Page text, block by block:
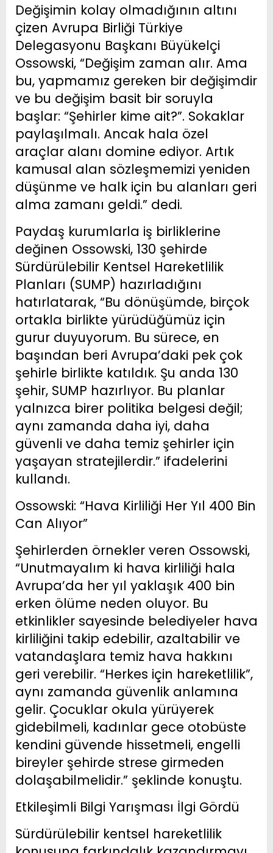
Değişimin kolay olmadığının altını
çizen Avrupa Birliği Türkiye
Delegasyonu Başkanı Büyükelçi
Ossowski, “Değişim zaman alır. Ama
bu, yapmamız gereken bir değişimdir
ve bu değişim basit bir soruyla
başlar: “Şehirler kime ait?”. Sokaklar
paylaşılmalı. Ancak hala özel
araçlar alanı domine ediyor. Artık
kamusal alan sözleşmemizi yeniden
düşünme ve halk için bu alanları geri
alma zamanı geldi.” dedi.
Paydaş kurumlarla iş birliklerine
değinen Ossowski, 130 şehirde
Sürdürülebilir Kentsel Hareketlilik
Planları (SUMP) hazırladığını
hatırlatarak, “Bu dönüşümde, birçok
ortakla birlikte yürüdüğümüz için
gurur duyuyorum. Bu sürece, en
başından beri Avrupa’daki pek çok
şehirle birlikte katıldık. Şu anda 130
şehir, SUMP hazırlıyor. Bu planlar
yalnızca birer politika belgesi değil;
aynı zamanda daha iyi, daha
güvenli ve daha temiz şehirler için
yaşayan stratejilerdir.” ifadelerini
kullandı.
Ossowski: “Hava Kirliliği Her Yıl 400 Bin
Can Alıyor”
Şehirlerden örnekler veren Ossowski,
“Unutmayalım ki hava kirliliği hala
Avrupa’da her yıl yaklaşık 400 bin
erken ölüme neden oluyor. Bu
etkinlikler sayesinde belediyeler hava
kirliliğini takip edebilir, azaltabilir ve
vatandaşlara temiz hava hakkını
geri verebilir. “Herkes için hareketlilik”,
aynı zamanda güvenlik anlamına
gelir. Çocuklar okula yürüyerek
gidebilmeli, kadınlar gece otobüste
kendini güvende hissetmeli, engelli
bireyler şehirde strese girmeden
dolaşabilmelidir.” şeklinde konuştu.
Etkileşimli Bilgi Yarışması İlgi Gördü
Sürdürülebilir kentsel hareketlilik